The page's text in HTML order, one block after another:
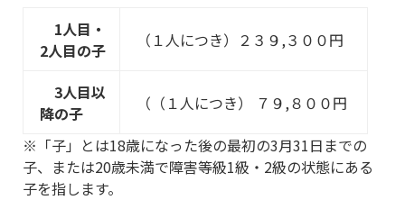
1人目・
2人目の子
（１人につき）２３９,３００円
3人目以
降の子
（（１人につき） ７９,８００円
※「子」とは18歳になった後の最初の3月31日までの
子、または20歳未満で障害等級1級・2級の状態にある
子を指します。